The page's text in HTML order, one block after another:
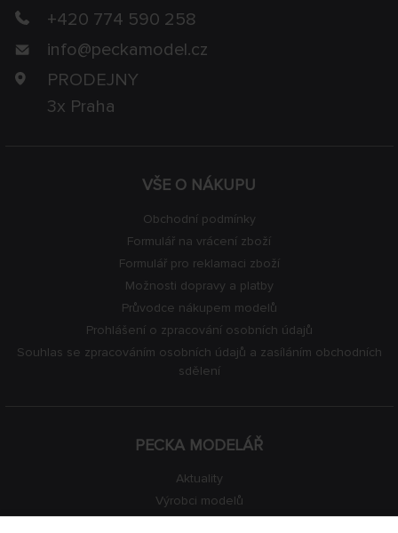
VŠE O NÁKUPU
Obchodní podmínky
Formulář na vrácení zboží
Formulář pro reklamaci zboží
Možnosti dopravy a platby
Průvodce nákupem modelů
Prohlášení o zpracování osobních údajů
Souhlas se zpracováním osobních údajů a zasíláním obchodních
sdělení
PECKA MODELÁŘ
Aktuality
Výrobci modelů
+420 774 590 258
info@peckamodel.cz
PRODEJNY
3x Praha